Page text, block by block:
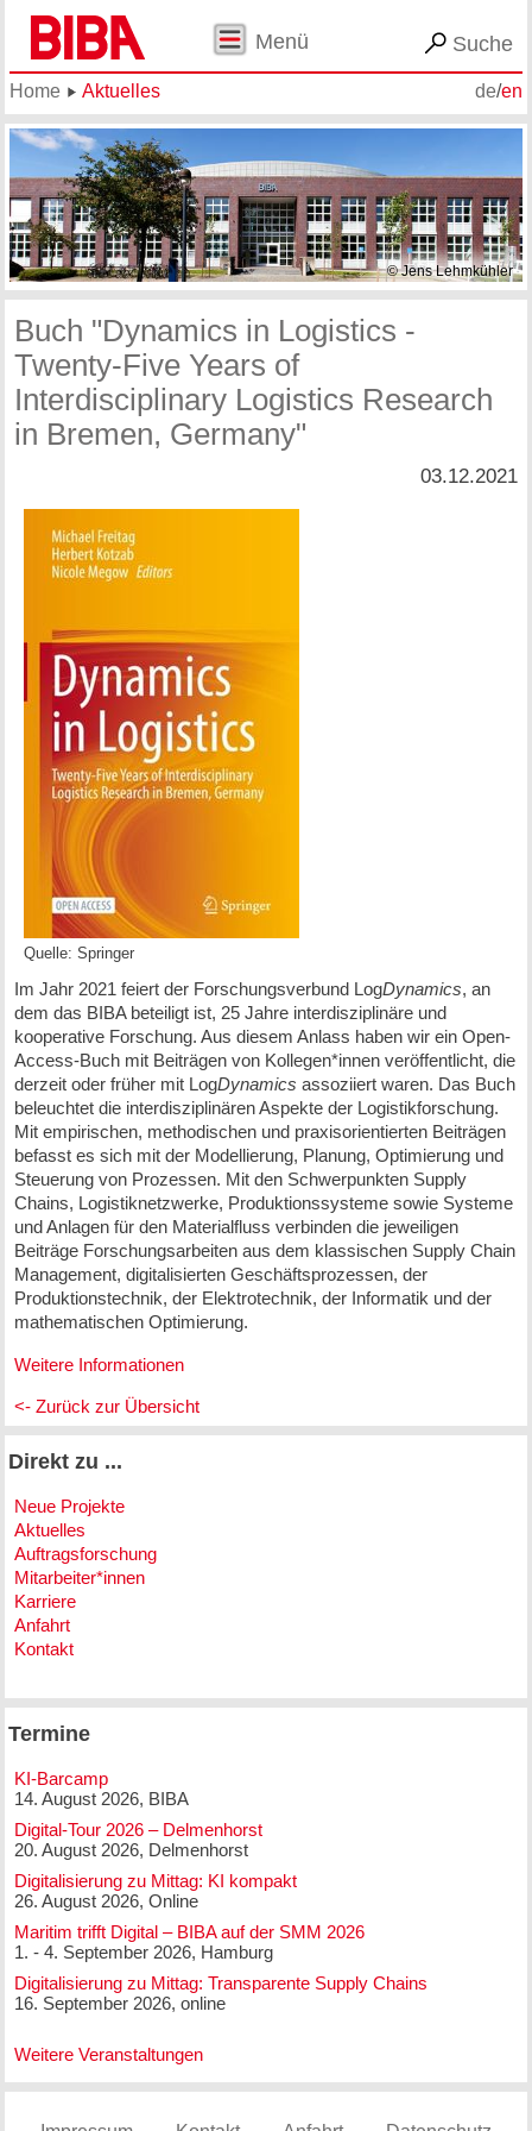
Menü Suche
de/en
Home Aktuelles
© Jens Lehmkühler
Buch "Dynamics in Logistics -
Twenty-Five Years of
Interdisciplinary Logistics Research
in Bremen, Germany"
03.12.2021
Quelle: Springer
Im Jahr 2021 feiert der Forschungsverbund LogDynamics, an
dem das BIBA beteiligt ist, 25 Jahre interdisziplinäre und
kooperative Forschung. Aus diesem Anlass haben wir ein Open-
Access-Buch mit Beiträgen von Kollegen*innen veröffentlicht, die
derzeit oder früher mit LogDynamics assoziiert waren. Das Buch
beleuchtet die interdisziplinären Aspekte der Logistikforschung.
Mit empirischen, methodischen und praxisorientierten Beiträgen
befasst es sich mit der Modellierung, Planung, Optimierung und
Steuerung von Prozessen. Mit den Schwerpunkten Supply
Chains, Logistiknetzwerke, Produktionssysteme sowie Systeme
und Anlagen für den Materialfluss verbinden die jeweiligen
Beiträge Forschungsarbeiten aus dem klassischen Supply Chain
Management, digitalisierten Geschäftsprozessen, der
Produktionstechnik, der Elektrotechnik, der Informatik und der
mathematischen Optimierung.
Weitere Informationen
<- Zurück zur Übersicht
Direkt zu ...
Neue Projekte
Aktuelles
Auftragsforschung
Mitarbeiter*innen
Karriere
Anfahrt
Kontakt
Termine
KI-Barcamp
14. August 2026, BIBA
Digital-Tour 2026 – Delmenhorst
20. August 2026, Delmenhorst
Digitalisierung zu Mittag: KI kompakt
26. August 2026, Online
Maritim trifft Digital – BIBA auf der SMM 2026
1. - 4. September 2026, Hamburg
Digitalisierung zu Mittag: Transparente Supply Chains
16. September 2026, online
Weitere Veranstaltungen